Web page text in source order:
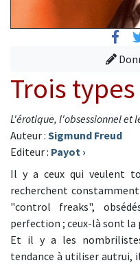
Trois
L'érotique, l'obsessionnel et
Auteur : Sigmund Freud
Editeur : Payot ›
Il y a ceux qui veulent
recherchent
"control freaks",
perfection ; ceux-là sont la
Et il y a les
tendance à utiliser autrui,